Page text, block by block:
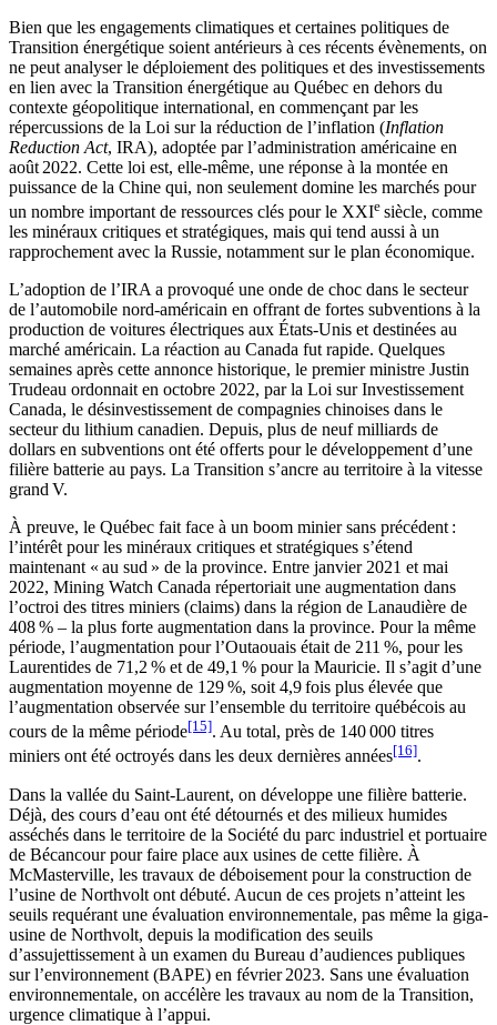
Bien que les engagements climatiques et certaines politiques de
Transition énergétique soient antérieurs à ces récents évènements, on
ne peut analyser le déploiement des politiques et des investissements
en lien avec la Transition énergétique au Québec en dehors du
contexte géopolitique international, en commençant par les
répercussions de la Loi sur la réduction de l’inflation (Inflation
Reduction Act, IRA), adoptée par l’administration américaine en
août 2022. Cette loi est, elle-même, une réponse à la montée en
puissance de la Chine qui, non seulement domine les marchés pour
un nombre important de ressources clés pour le XXIe siècle, comme
les minéraux critiques et stratégiques, mais qui tend aussi à un
rapprochement avec la Russie, notamment sur le plan économique.
L’adoption de l’IRA a provoqué une onde de choc dans le secteur
de l’automobile nord-américain en offrant de fortes subventions à la
production de voitures électriques aux États-Unis et destinées au
marché américain. La réaction au Canada fut rapide. Quelques
semaines après cette annonce historique, le premier ministre Justin
Trudeau ordonnait en octobre 2022, par la Loi sur Investissement
Canada, le désinvestissement de compagnies chinoises dans le
secteur du lithium canadien. Depuis, plus de neuf milliards de
dollars en subventions ont été offerts pour le développement d’une
filière batterie au pays. La Transition s’ancre au territoire à la vitesse
grand V.
À preuve, le Québec fait face à un boom minier sans précédent :
l’intérêt pour les minéraux critiques et stratégiques s’étend
maintenant « au sud » de la province. Entre janvier 2021 et mai
2022, Mining Watch Canada répertoriait une augmentation dans
l’octroi des titres miniers (claims) dans la région de Lanaudière de
408 % – la plus forte augmentation dans la province. Pour la même
période, l’augmentation pour l’Outaouais était de 211 %, pour les
Laurentides de 71,2 % et de 49,1 % pour la Mauricie. Il s’agit d’une
augmentation moyenne de 129 %, soit 4,9 fois plus élevée que
l’augmentation observée sur l’ensemble du territoire québécois au
cours de la même période[15]. Au total, près de 140 000 titres
miniers ont été octroyés dans les deux dernières années[16].
Dans la vallée du Saint-Laurent, on développe une filière batterie.
Déjà, des cours d’eau ont été détournés et des milieux humides
asséchés dans le territoire de la Société du parc industriel et portuaire
de Bécancour pour faire place aux usines de cette filière. À
McMasterville, les travaux de déboisement pour la construction de
l’usine de Northvolt ont débuté. Aucun de ces projets n’atteint les
seuils requérant une évaluation environnementale, pas même la giga-
usine de Northvolt, depuis la modification des seuils
d’assujettissement à un examen du Bureau d’audiences publiques
sur l’environnement (BAPE) en février 2023. Sans une évaluation
environnementale, on accélère les travaux au nom de la Transition,
urgence climatique à l’appui.